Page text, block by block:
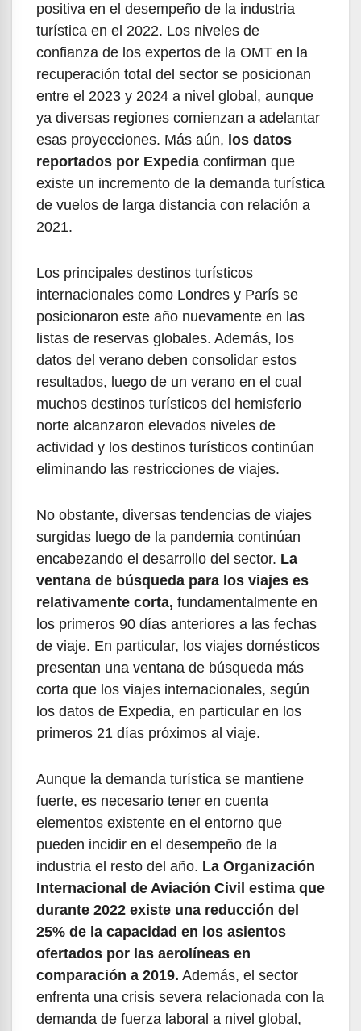
positiva en el desempeño de la industria
turística en el 2022. Los niveles de
confianza de los expertos de la OMT en la
recuperación total del sector se posicionan
entre el 2023 y 2024 a nivel global, aunque
ya diversas regiones comienzan a adelantar
esas proyecciones. Más aún, los datos
reportados por Expedia confirman que
existe un incremento de la demanda turística
de vuelos de larga distancia con relación a
2021.
Los principales destinos turísticos
internacionales como Londres y París se
posicionaron este año nuevamente en las
listas de reservas globales. Además, los
datos del verano deben consolidar estos
resultados, luego de un verano en el cual
muchos destinos turísticos del hemisferio
norte alcanzaron elevados niveles de
actividad y los destinos turísticos continúan
eliminando las restricciones de viajes.
No obstante, diversas tendencias de viajes
surgidas luego de la pandemia continúan
encabezando el desarrollo del sector. La
ventana de búsqueda para los viajes es
relativamente corta, fundamentalmente en
los primeros 90 días anteriores a las fechas
de viaje. En particular, los viajes domésticos
presentan una ventana de búsqueda más
corta que los viajes internacionales, según
los datos de Expedia, en particular en los
primeros 21 días próximos al viaje.
Aunque la demanda turística se mantiene
fuerte, es necesario tener en cuenta
elementos existente en el entorno que
pueden incidir en el desempeño de la
industria el resto del año. La Organización
Internacional de Aviación Civil estima que
durante 2022 existe una reducción del
25% de la capacidad en los asientos
ofertados por las aerolíneas en
comparación a 2019. Además, el sector
enfrenta una crisis severa relacionada con la
demanda de fuerza laboral a nivel global,